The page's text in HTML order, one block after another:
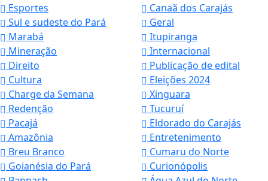
Esportes
Canaã dos Carajás
Sul e sudeste do Pará
Geral
Marabá
Itupiranga
Mineração
Internacional
Direito
Publicação de edital
Cultura
Eleições 2024
Charge da Semana
Xinguara
Redenção
Tucuruí
Pacajá
Eldorado do Carajás
Amazônia
Entretenimento
Breu Branco
Cumaru do Norte
Goianésia do Pará
Curionópolis